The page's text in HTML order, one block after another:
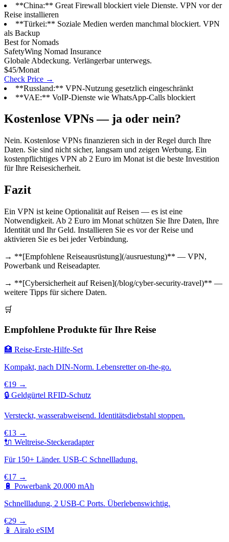
**China:** Great Firewall blockiert viele Dienste. VPN vor der
Reise installieren
**Türkei:** Soziale Medien werden manchmal blockiert. VPN
als Backup
Best for Nomads
SafetyWing Nomad Insurance
Globale Abdeckung. Verlängerbar unterwegs.
$45/Monat
Check Price →
**Russland:** VPN-Nutzung gesetzlich eingeschränkt
**VAE:** VoIP-Dienste wie WhatsApp-Calls blockiert
Kostenlose VPNs — ja oder nein?
Nein. Kostenlose VPNs finanzieren sich in der Regel durch Ihre
Daten. Sie sind nicht sicher, langsam und zeigen Werbung. Ein
kostenpflichtiges VPN ab 2 Euro im Monat ist die beste Investition
für Ihre Reisesicherheit.
Fazit
Ein VPN ist keine Optionalität auf Reisen — es ist eine
Notwendigkeit. Ab 2 Euro im Monat schützen Sie Ihre Daten, Ihre
Identität und Ihr Geld. Installieren Sie es vor der Reise und
aktivieren Sie es bei jeder Verbindung.
→ **[Empfohlene Reiseausrüstung](/ausruestung)** — VPN,
Powerbank und Reiseadapter.
→ **[Cybersicherheit auf Reisen](/blog/cyber-security-travel)** —
weitere Tipps für sichere Daten.
🛒
Empfohlene Produkte für Ihre Reise
🏥 Reise-Erste-Hilfe-Set
Kompakt, nach DIN-Norm. Lebensretter on-the-go.
€19 →
🔒 Geldgürtel RFID-Schutz
Versteckt, wasserabweisend. Identitätsdiebstahl stoppen.
€13 →
🔌 Weltreise-Steckeradapter
Für 150+ Länder. USB-C Schnellladung.
€17 →
🔋 Powerbank 20.000 mAh
Schnellladung, 2 USB-C Ports. Überlebenswichtig.
€29 →
📱 Airalo eSIM